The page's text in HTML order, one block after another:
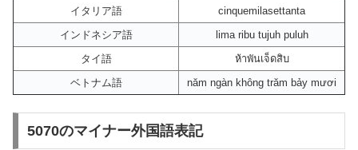
イタリア語
cinquemilasettanta
インドネシア語
lima ribu tujuh puluh
タイ語
ห้าพันเจ็ดสิบ
ベトナム語
năm ngàn không trăm bảy mươi
5070のマイナー外国語表記